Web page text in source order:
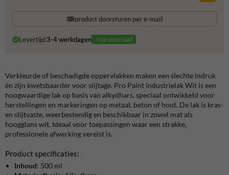
product doorsturen per e-mail
Levertijd:3-4 werkdagen ✓op voorraad
Verkleurde of beschadigde oppervlakken maken een slechte indruk
én zijn kwetsbaarder voor slijtage. Pro Paint Industrielak Wit is een
hoogwaardige lak op basis van alkydhars, speciaal ontwikkeld voor
herstellingen en markeringen op metaal, beton of hout. De lak is kras-
en slijtvaste, weerbestendig en beschikbaar in zowel mat als
hoogglans wit. Ideaal voor toepassingen waar een strakke,
professionele afwerking vereist is.
Product specificaties:
Inhoud: 500 ml